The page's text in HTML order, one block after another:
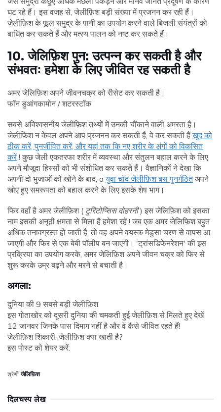
घट रहे हैं। इस वजह से, जेलीफ़िश बड़ी संख्या में प्रजनन कर रही हैं।
जेलीफ़िश के फूल समुद्र के पानी का उपयोग करने वाले बिजली संयंत्रों को
बाधित कर सकते हैं और मत्स्य पालन को नष्ट कर सकते हैं।
10. जेलिफ़िश पुन: उत्पन्न कर सकती है और
संभवतः हमेशा के लिए जीवित रह सकती है
अमर जेलिफ़िश अपने जीवनचक्र को रीसेट कर सकती है।
फॉन डुआंगकामोन / शटरस्टॉक
सबसे अविश्वसनीय जेलीफ़िश तथ्यों में उनकी चौंकाने वाली अमरता है।
जेलीफ़िश न केवल अपने आप प्रजनन कर सकती हैं, वे कर सकती हैंखुद को
ठीक करें, पुनर्जीवित करें, और यहां तक ​​कि नए शरीर के अंगों को विकसित
करें ! कुछ जेली एकतरफा शरीर में व्यवस्था और संतुलन बहाल करने के लिए
अपने मौजूदा हिस्सों को भी संशोधित कर सकते हैं। वैज्ञानिकों ने देखा कि
अपनी दो भुजाओं को खोने के बाद, aयुवा चाँद जेलीफ़िश बस पुनर्गठितअपने
खोए हुए समरूपता को बहाल करने के लिए इसके शेष भाग।
फिर वहाँ है अमर जेलीफ़िश ( टुरिटोप्सिस दोहरनी) इस जेलिफ़िश को इसका
नाम इसकी अनूठी क्षमता से मिला है हमेशा रहें ! जब एक अमर जेलिफ़िश बहुत
अधिक तनावग्रस्त हो जाती है, तो वह अपने वयस्क मेडुसा चरण से वापस आ
जाएगी और फिर से एक बेबी पॉलीप बन जाएगी। 'ट्रांसडिफेनरेशन' की इस
प्रक्रिया का उपयोग करके, अमर जेलिफ़िश अपने जीवन चक्र को फिर से
शुरू करके उम्र बढ़ने और मरने से बचाती है।
अगला:
दुनिया की 9 सबसे बड़ी जेलीफ़िश
इस गोताखोर को दूसरी दुनिया की चमकती हुई जेलीफ़िश से मिलते हुए देखें
12 जानवर जिनके पास दिमाग नहीं है और वे कैसे जीवित रहते हैं!
जेलीफ़िश शिकारी: जेलीफ़िश क्या खाती है?
इस पोस्ट को शेयर करें:
श्रेणी जेलिफ़िश
दिलचस्प लेख